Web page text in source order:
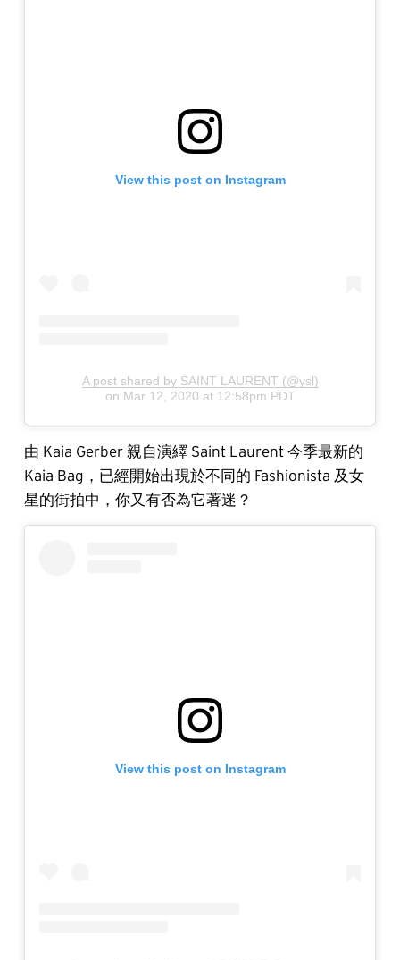
View this post on Instagram
A post shared by SAINT LAURENT (@ysl)
on Mar 12, 2020 at 12:58pm PDT
由 Kaia Gerber 親自演繹 Saint Laurent 今季最新的
Kaia Bag，已經開始出現於不同的 Fashionista 及女
星的街拍中，你又有否為它著迷？
View this post on Instagram